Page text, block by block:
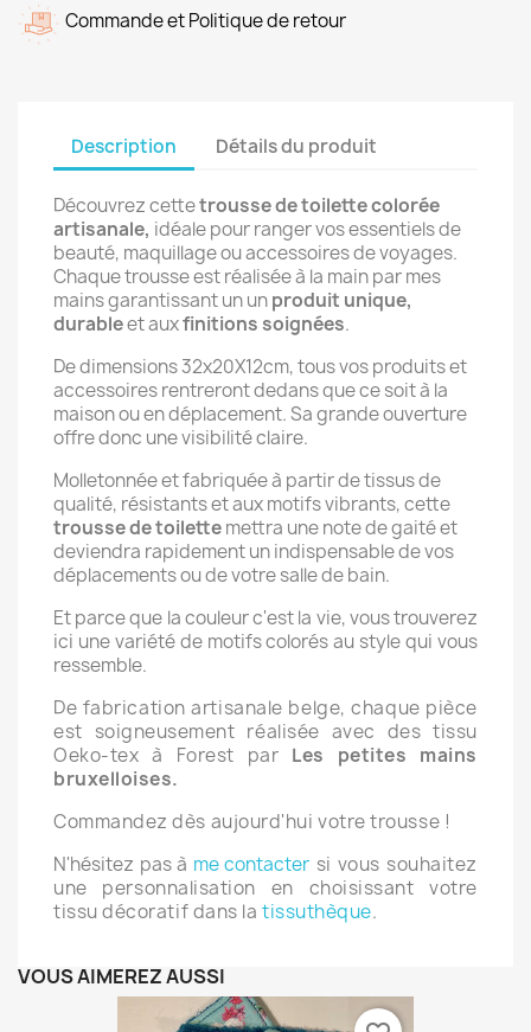
Commande et Politique de retour
Description Détails du produit
Découvrez cettetrousse de toilette colorée
artisanale, idéale pour ranger vos essentiels de
beauté, maquillage ou accessoires de voyages.
Chaque trousse est réalisée à la main par mes
mains garantissant un unproduit unique,
durableet auxfinitions soignées.
De dimensions 32x20X12cm, tous vos produits et
accessoires rentreront dedans que ce soit à la
maison ou en déplacement. Sa grande ouverture
offre donc une visibilité claire.
Molletonnée et fabriquée à partir de tissus de
qualité, résistants et aux motifs vibrants, cette
trousse de toilettemettra une note de gaité et
deviendra rapidement un indispensable de vos
déplacements ou de votre salle de bain.
Et parce que la couleur c'est la vie, vous trouverez
ici une variété de motifs colorés au style qui vous
ressemble.
De fabrication artisanale belge, chaque pièce
est soigneusement réalisée avec des tissu
Oeko-tex à Forest par Les petites mains
bruxelloises.
Commandez dès aujourd'hui votre trousse !
N'hésitez pas à me contacter si vous souhaitez
une personnalisation en choisissant votre
tissu décoratif dans la tissuthèque.
VOUS AIMEREZ AUSSI